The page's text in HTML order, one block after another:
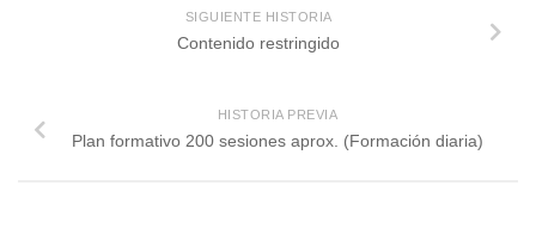
SIGUIENTE HISTORIA
Contenido restringido
HISTORIA PREVIA
Plan formativo 200 sesiones aprox. (Formación diaria)